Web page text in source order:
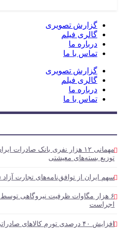
گزارش تصویری
گالری فیلم
درباره ما
تماس با ما
گزارش تصویری
گالری فیلم
درباره ما
تماس با ما
مهمانی ۱۲ هزار نفری بانک
توزیع بسته‌های معیشتی
سهم ایران از توافق‌نامه‌های تجارت آزاد ۵ درصد است
۶ هزار مگاوات ظرفیت نیروگاهی
اجراست
افزایش ۴۰ درصدی تورم کالاهای صادراتی